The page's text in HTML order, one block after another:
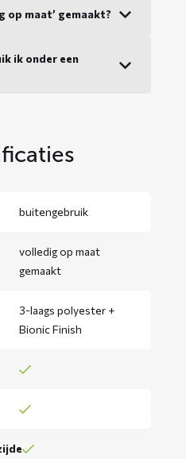
op maat’ gemaakt?
ik onder een
buitengebruik
volledig op maat
gemaakt
3-laags polyester +
Bionic Finish